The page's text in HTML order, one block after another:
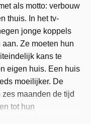
als motto: verbouw
thuis. In het tv-
jonge koppels
Ze moeten hun
kans te
eigen huis. Een huis
moeilijker. De
maanden de tijd
tot hun